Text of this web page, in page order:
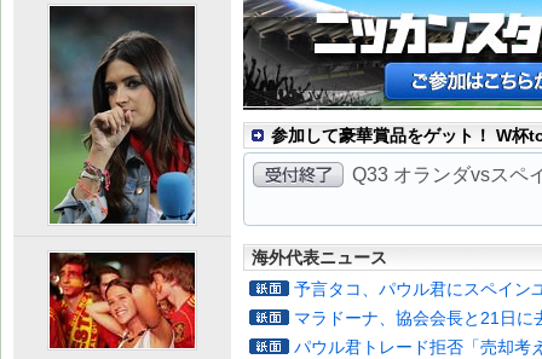
参加して豪華賞品をゲット！ W杯
Q33 オランダvsスペ
海外代表ニュース
予言タコ、パウル君にスペイン
マラドーナ、協会会長と21日に
パウル君トレード拒否「売却考